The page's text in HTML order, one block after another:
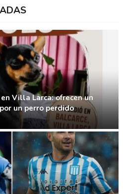
Villa Larca: ofrecen un
un perro perdido